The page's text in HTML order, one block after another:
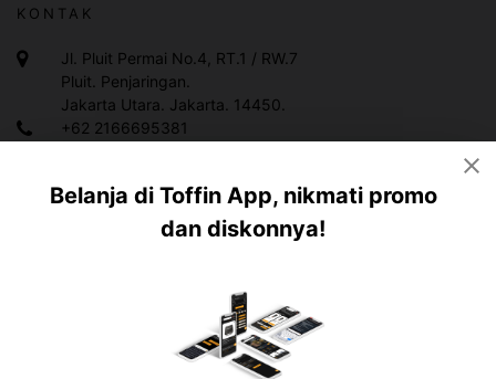
KONTAK
Jl. Pluit Permai No.4, RT.1 / RW.7
Pluit. Penjaringan.
Jakarta Utara. Jakarta. 14450.
+62 2166695381
info@toffin.id
Toffin Indonesia.All rights reserved
Belanja di Toffin App, nikmati promo
dan diskonnya!